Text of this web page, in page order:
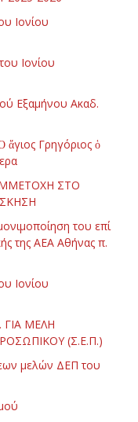
Ιονίου
Ιονίου
Εξαμήνου Ακαδ.
Γρηγόριος ὁ
ΣΤΟ
του επί
της ΑΕΑ Αθήνας π.
Ιονίου
ΜΕΛΗ
(Σ.Ε.Π.)
μελών ΔΕΠ του